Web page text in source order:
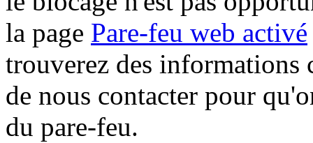
la page Pare-feu web activé
trouverez des informations
de nous contacter pour
du pare-feu.